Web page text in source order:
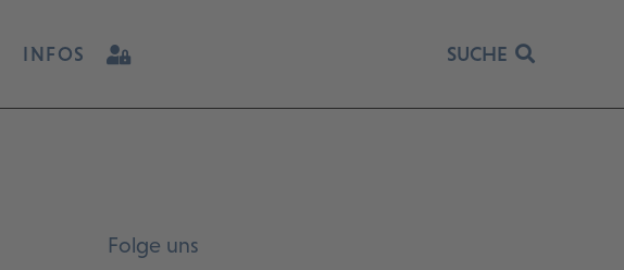
INFOS SUCHE
Folge uns